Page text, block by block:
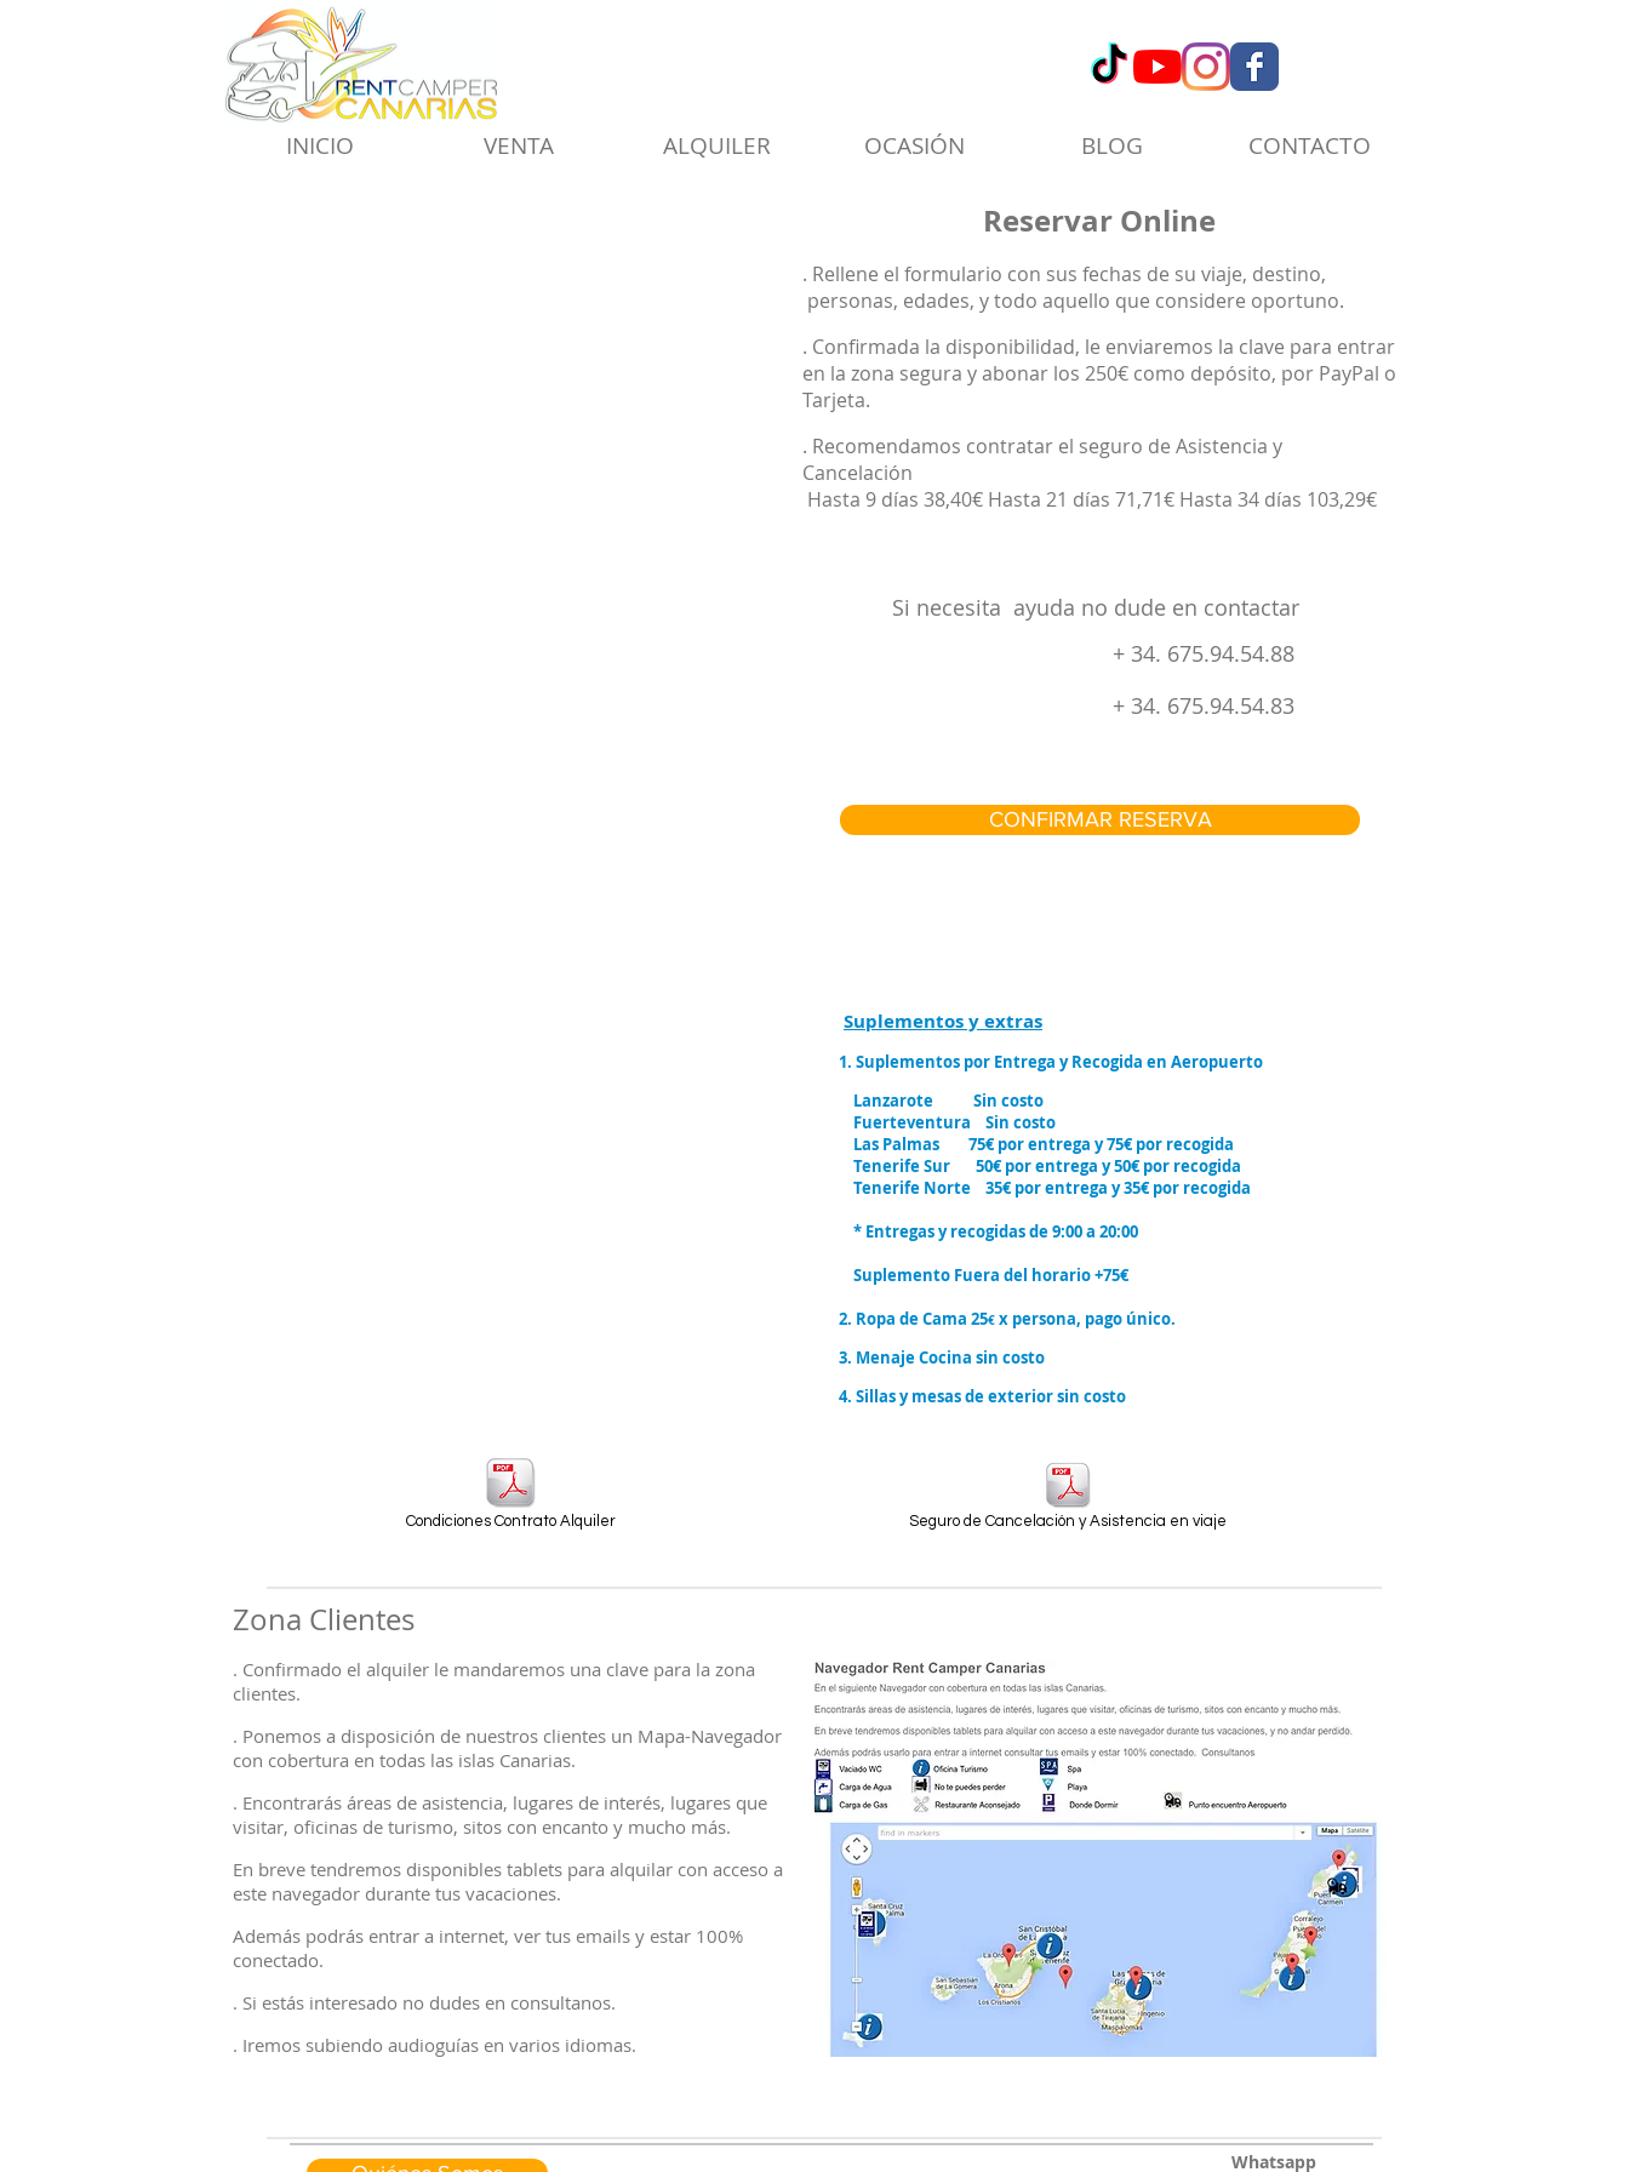
INICIO VENTA ALQUILER OCASIÓN BLOG CONTACTO
Reservar Online
. Rellene el formulario con sus fechas de su viaje, destino,
personas, edades, y todo aquello que considere oportuno.
. Confirmada la disponibilidad, le enviaremos la clave para entrar
en la zona segura y abonar los 250€ como depósito, por PayPal o
Tarjeta.
. Recomendamos contratar el seguro de Asistencia y
Cancelación
Hasta 9 días 38,40€ Hasta 21 días 71,71€ Hasta 34 días 103,29€
Si necesita ayuda no dude en contactar
+ 34. 675.94.54.88
+ 34. 675.94.54.83
CONFIRMAR RESERVA
Suplementos y extras
1. Suplementos por Entrega y Recogida en Aeropuerto
Lanzarote Sin costo
Fuerteventura Sin costo
Las Palmas 75€ por entrega y 75€ por recogida
Tenerife Sur 50€ por entrega y 50€ por recogida
Tenerife Norte 35€ por entrega y 35€ por recogida
* Entregas y recogidas de 9:00 a 20:00
Suplemento Fuera del horario +75€
2. Ropa de Cama 25€ x persona, pago único.
3. Menaje Cocina sin costo
4. Sillas y mesas de exterior sin costo
Condiciones Contrato Alquiler Seguro de Cancelación y Asistencia en viaje
Zona Clientes
. Confirmado el alquiler le mandaremos una clave para la zona
clientes.
. Ponemos a disposición de nuestros clientes un Mapa-Navegador
con cobertura en todas las islas Canarias.
. Encontrarás áreas de asistencia, lugares de interés, lugares que
visitar, oficinas de turismo, sitos con encanto y mucho más.
En breve tendremos disponibles tablets para alquilar con acceso a
este navegador durante tus vacaciones.
Además podrás entrar a internet, ver tus emails y estar 100%
conectado.
. Si estás interesado no dudes en consultanos.
. Iremos subiendo audioguías en varios idiomas.
Whatsapp